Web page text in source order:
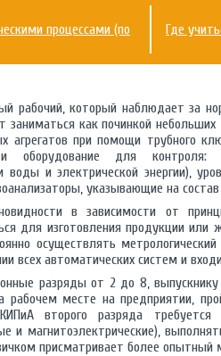
процессами (по
Где
рабочий, который наблюдает за
как починкой
агрегатов при помощи трубного
и оборудование для
воды и электрической энергии),
указывающие на состав
в зависимости от
для изготовления продукции
осуществлять
всех автоматических систем и
разряды от 2 до 8,
рабочем месте на предприятии,
второго разряда
и магнитоэлектрические),
присматривает более опытный